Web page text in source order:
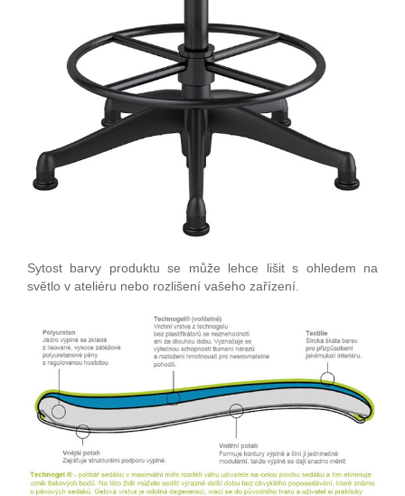
Sytost barvy produktu se může lehce lišit s ohledem na
světlo v ateliéru nebo rozlišení vašeho zařízení.